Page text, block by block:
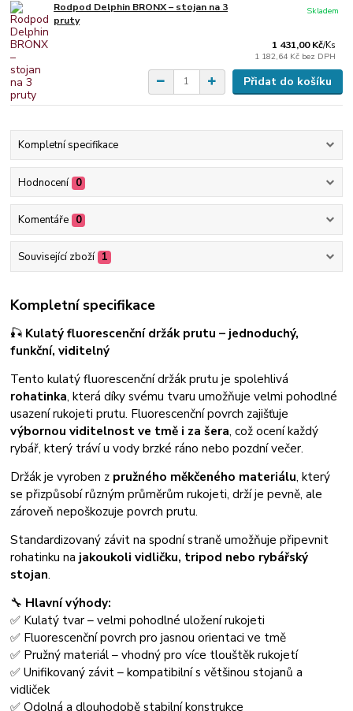
Rodpod Delphin BRONX – stojan na 3
pruty
1 431,00 Kč/Ks
1 182,64 Kč bez DPH
Skladem
Přidat do košíku
Kompletní specifikace
Hodnocení 0
Komentáře 0
Související zboží 1
Kompletní specifikace
🎣 Kulatý fluorescenční držák prutu – jednoduchý,
funkční, viditelný
Tento kulatý fluorescenční držák prutu je spolehlivá
rohatinka, která díky svému tvaru umožňuje velmi pohodlné
usazení rukojeti prutu. Fluorescenční povrch zajišťuje
výbornou viditelnost ve tmě i za šera, což ocení každý
rybář, který tráví u vody brzké ráno nebo pozdní večer.
Držák je vyroben z pružného měkčeného materiálu, který
se přizpůsobí různým průměrům rukojeti, drží je pevně, ale
zároveň nepoškozuje povrch prutu.
Standardizovaný závit na spodní straně umožňuje připevnit
rohatinku na jakoukoli vidličku, tripod nebo rybářský
stojan.
🔧 Hlavní výhody:
✅ Kulatý tvar – velmi pohodlné uložení rukojeti
✅ Fluorescenční povrch pro jasnou orientaci ve tmě
✅ Pružný materiál – vhodný pro více tlouštěk rukojetí
✅ Unifikovaný závit – kompatibilní s většinou stojanů a
vidliček
✅ Odolná a dlouhodobě stabilní konstrukce